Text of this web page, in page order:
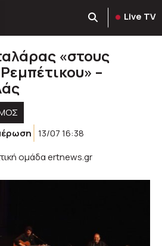
Live TV
«στους
–
13/07 16:38
ομάδα ertnews.gr